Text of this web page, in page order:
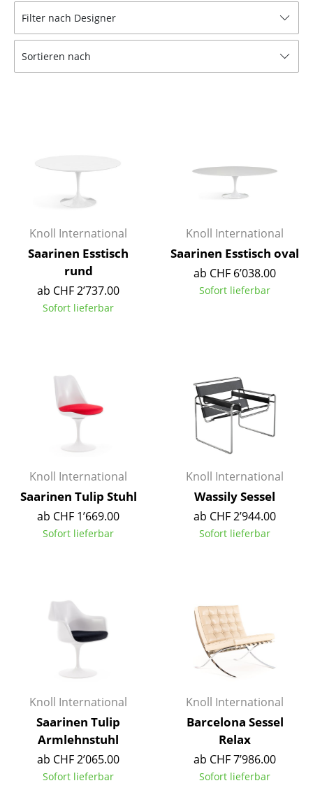
Beistell- & Rollcontainer
Barmöbel
Garderoben
Tischleuchten
Schreibtischleuchten
Stehleuchten & Leseleuchten
Outdoor-Leuchten
Akkuleuchten
... alle Leuchten
Betten
Doppelbetten
Einzelbetten
Nachttische & Bettzubehör
... alle Betten
Accessoires
Uhren
Spiegel
Figuren & Miniaturen
Vasen
Filter nach Designer
Sortieren nach
Knoll International
Saarinen Esstisch
rund
ab CHF 2’737.00
Sofort lieferbar
Knoll International
Saarinen Esstisch oval
ab CHF 6’038.00
Sofort lieferbar
Knoll International
Saarinen Tulip Stuhl
ab CHF 1’669.00
Sofort lieferbar
Knoll International
Wassily Sessel
ab CHF 2’944.00
Sofort lieferbar
Knoll International
Saarinen Tulip
Armlehnstuhl
ab CHF 2’065.00
Sofort lieferbar
Knoll International
Barcelona Sessel
Relax
ab CHF 7’986.00
Sofort lieferbar